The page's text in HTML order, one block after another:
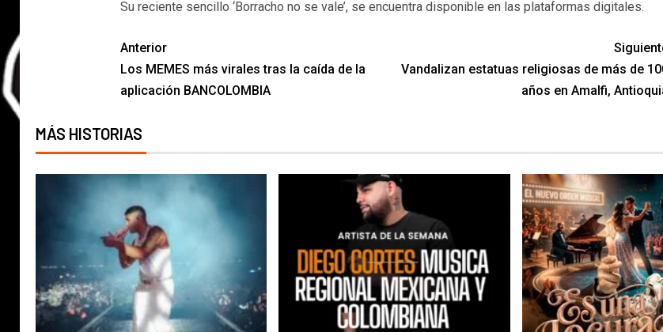
Su reciente sencillo ‘Borracho no se vale’, se encuentra disponible en las plataformas digitales.
Anterior
Los MEMES más virales tras la caída de la
aplicación BANCOLOMBIA
Vandalizan estatuas religiosas de más de
años en Amalfi,
MÁS HISTORIAS